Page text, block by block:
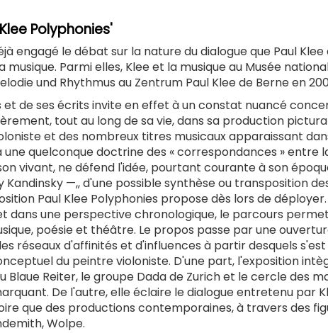
Polyphonies'
engagé le débat sur la nature du dialogue que Paul Klee
Parmi elles, Klee et la musique au Musée
und Rhythmus au Zentrum Paul Klee de Berne en
de ses écrits invite en effet à un constat nuancé
tout au long de sa vie, dans sa production
et des nombreux titres musicaux apparaissant
quelconque doctrine des « correspondances » entre
vivant, ne défend l'idée, pourtant courante à son
—,, d'une possible synthèse ou transposition
Paul Klee Polyphonies propose dès lors de déployer.
dans une perspective chronologique, le parcours
poésie et théâtre. Le propos passe par une
réseaux d'affinités et d'influences à partir desquels
du peintre violoniste. D'une part, l'exposition
Reiter, le groupe Dada de Zurich et le cercle des
De l'autre, elle éclaire le dialogue entretenu par
que des productions contemporaines, à travers des
Wolpe.